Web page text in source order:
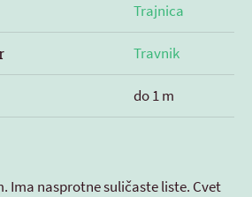
Trajnica
Travnik
do 1 m
Ima nasprotne suličaste liste. Cvet